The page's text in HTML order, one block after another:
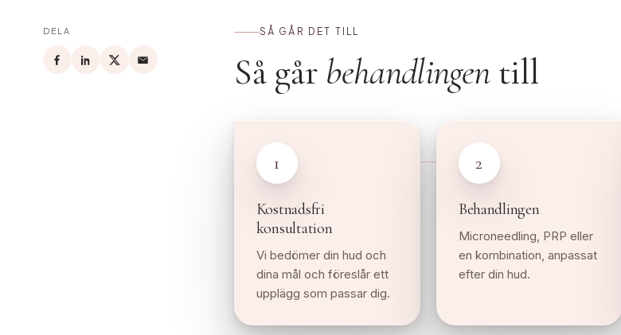
DELA SÅ GÅR DET TILL
Så går behandlingentill
1
Kostnadsfri
konsultation
Vi bedömer din hud och
dina mål och föreslår ett
upplägg som passar dig.
2
Behandlingen
Microneedling, PRP eller
en kombination, anpassat
efter din hud.